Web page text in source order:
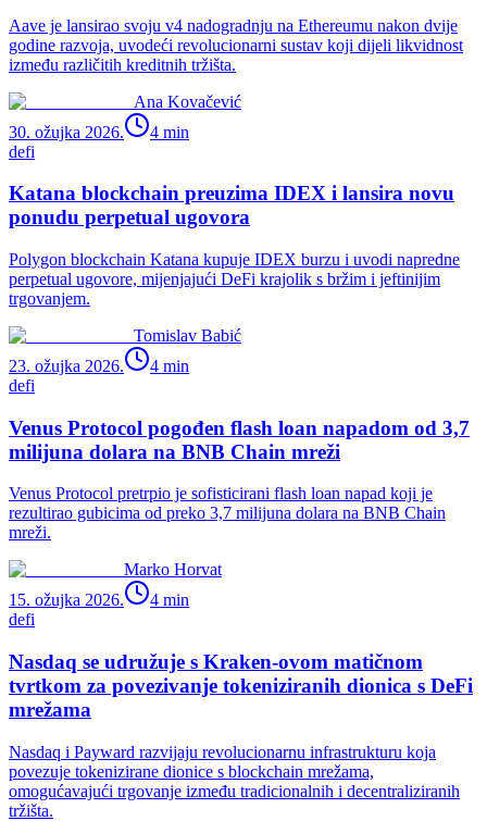
Aave je lansirao svoju v4 nadogradnju na Ethereumu nakon dvije
godine razvoja, uvodeći revolucionarni sustav koji dijeli likvidnost
između različitih kreditnih tržišta.
Ana Kovačević
30. ožujka 2026.
4 min
defi
Katana blockchain preuzima IDEX i lansira novu
ponudu perpetual ugovora
Polygon blockchain Katana kupuje IDEX burzu i uvodi napredne
perpetual ugovore, mijenjajući DeFi krajolik s bržim i jeftinijim
trgovanjem.
Tomislav Babić
23. ožujka 2026.
4 min
defi
Venus Protocol pogođen flash loan napadom od 3,7
milijuna dolara na BNB Chain mreži
Venus Protocol pretrpio je sofisticirani flash loan napad koji je
rezultirao gubicima od preko 3,7 milijuna dolara na BNB Chain
mreži.
Marko Horvat
15. ožujka 2026.
4 min
defi
Nasdaq se udružuje s Kraken-ovom matičnom
tvrtkom za povezivanje tokeniziranih dionica s DeFi
mrežama
Nasdaq i Payward razvijaju revolucionarnu infrastrukturu koja
povezuje tokenizirane dionice s blockchain mrežama,
omogućavajući trgovanje između tradicionalnih i decentraliziranih
tržišta.